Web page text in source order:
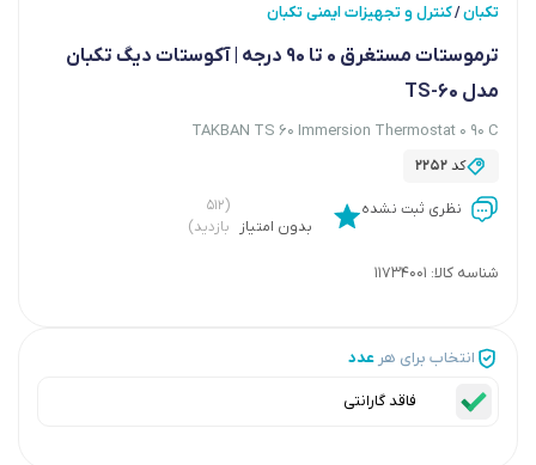
تکبان/کنترل و تجهیزات ایمنی تکبان
ترموستات مستغرق 0 تا 90 درجه | آکوستات دیگ تکبان
مدل TS-60
TAKBAN TS 60 Immersion Thermostat 0 90 C
کد2252
نظری ثبت نشده
بدون امتیاز
(۵۱۲
بازدید)
شناسه کالا: 11734001
انتخاب برای هر عدد
فاقد گارانتی